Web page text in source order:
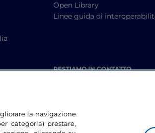
Open Library
Linee guida di
RESTIAMO IN CONTATTO
la navigazione
categoria) prestare,